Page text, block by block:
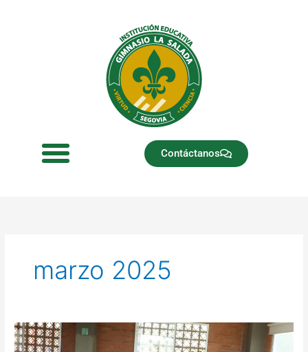
Contáctanos
marzo 2025
Plataforma
master